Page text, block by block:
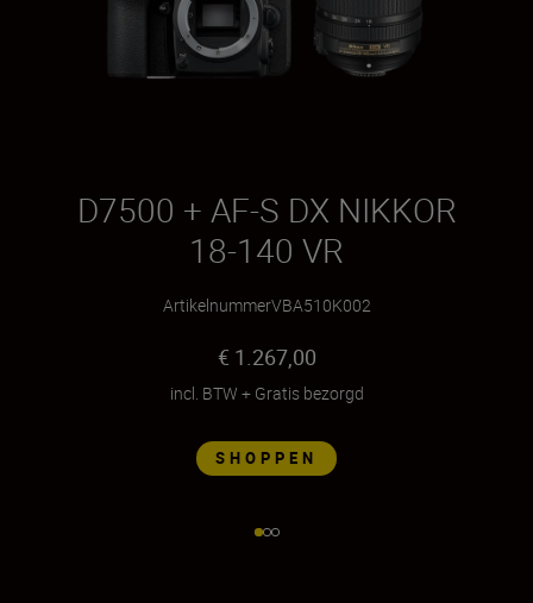
D7500 + AF-S DX NIKKOR
18-140 VR
ArtikelnummerVBA510K002
€ 1.267,00
incl. BTW + Gratis bezorgd
SHOPPEN